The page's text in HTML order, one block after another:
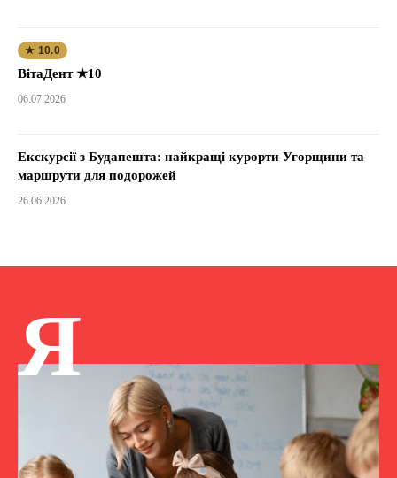
★ 10.0
ВітаДент ★10
06.07.2026
Екскурсії з Будапешта: найкращі курорти Угорщини та
маршрути для подорожей
26.06.2026
Я